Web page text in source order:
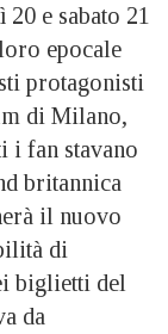
e sabato 21
epocale
protagonisti
di Milano,
i fan stavano
britannica
il nuovo
di
biglietti del
da